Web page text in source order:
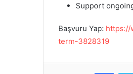
Support
Başvuru Yap: https://
term-3828319